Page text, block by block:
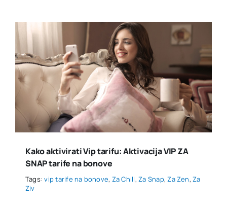
Kako aktivirati Vip tarifu: Aktivacija VIP ZA
SNAP tarife na bonove
Tags:vip tarife na bonove, Za Chill,Za Snap,Za Zen,Za
Ziv